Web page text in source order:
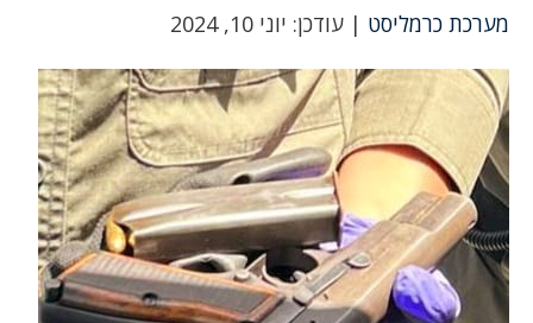
מערכת כרמליסט | עודכן: יוני 10, 2024